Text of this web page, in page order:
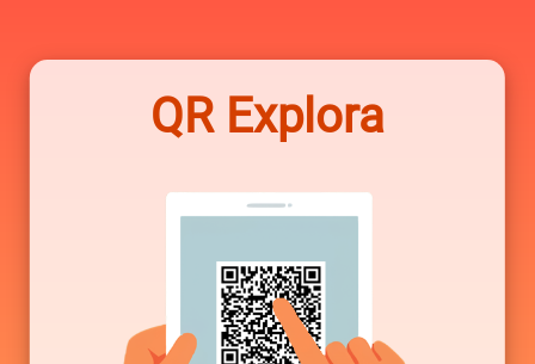
QR Explora